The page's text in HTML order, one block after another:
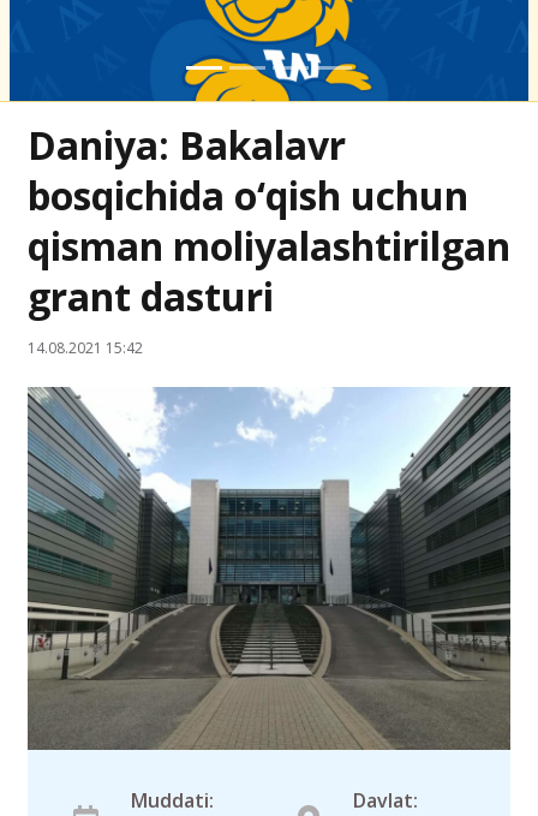
Daniya: Bakalavr
bosqichida o‘qish uchun
qisman moliyalashtirilgan
grant dasturi
14.08.2021 15:42
Muddati: Davlat: